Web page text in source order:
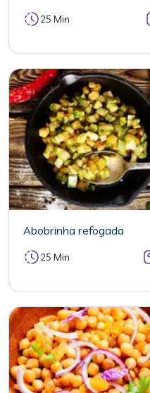
25 Min
Abobrinha refogada
25 Min